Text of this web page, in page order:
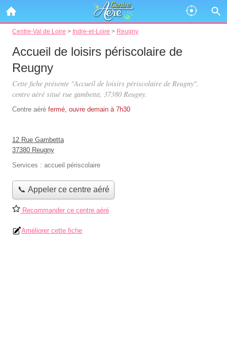
Centre-Val de Loire > Indre-et-Loire > Reugny
Accueil de loisirs périscolaire de
Reugny
Cette fiche présente "Accueil de loisirs périscolaire de Reugny",
centre aéré situé rue gambetta, 37380 Reugny.
Centre aéré fermé, ouvre demain à 7h30
12 Rue Gambetta
37380 Reugny
Services : accueil périscolaire
📞 Appeler ce centre aéré
Recommander ce centre aéré
Améliorer cette fiche